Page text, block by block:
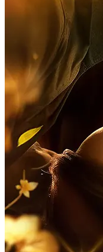
Su Ning, dokter berbakat
luar biasa yang
Takdir
terpandang. Bersama-
menyelamatkan, dan
cinta mereka, Su Ning
dan membawa para
aksi dan misteri ini akan
Cinta Setelah Nikah